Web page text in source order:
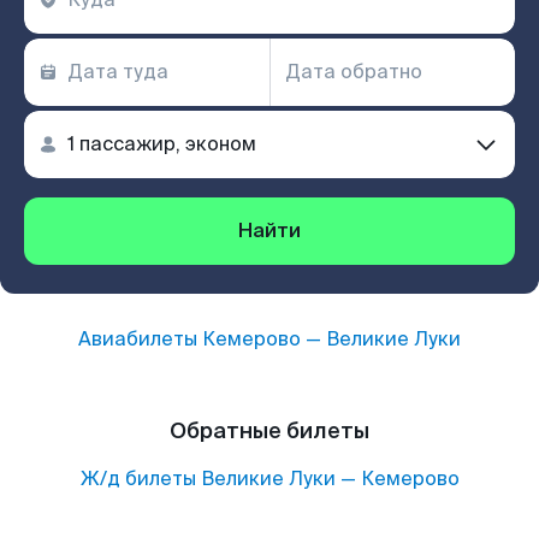
Найти
Авиабилеты Кемерово — Великие Луки
Обратные билеты
Ж/д билеты Великие Луки — Кемерово